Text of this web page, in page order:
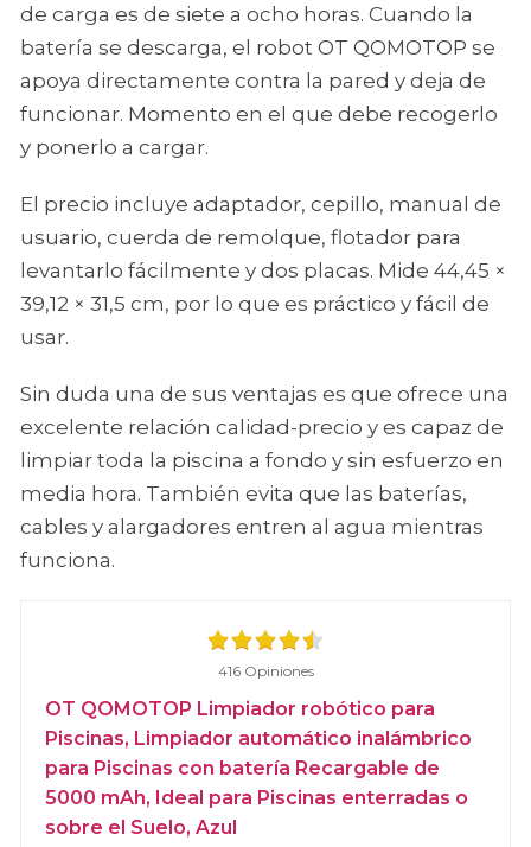
de carga es de siete a ocho horas. Cuando la
batería se descarga, el robot OT QOMOTOP se
apoya directamente contra la pared y deja de
funcionar. Momento en el que debe recogerlo
y ponerlo a cargar.
El precio incluye adaptador, cepillo, manual de
usuario, cuerda de remolque, flotador para
levantarlo fácilmente y dos placas. Mide 44,45 ×
39,12 × 31,5 cm, por lo que es práctico y fácil de
usar.
Sin duda una de sus ventajas es que ofrece una
excelente relación calidad-precio y es capaz de
limpiar toda la piscina a fondo y sin esfuerzo en
media hora. También evita que las baterías,
cables y alargadores entren al agua mientras
funciona.
416 Opiniones
OT QOMOTOP Limpiador robótico para
Piscinas, Limpiador automático inalámbrico
para Piscinas con batería Recargable de
5000 mAh, Ideal para Piscinas enterradas o
sobre el Suelo, Azul